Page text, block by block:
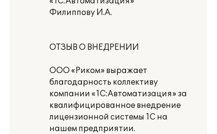
Филиппову И.А.
ОТЗЫВ О ВНЕДРЕНИИ
ООО «Риком» выражает
благодарность коллективу
компании «1С:Автоматизация» за
квалифицированное внедрение
лицензионной системы 1С на
нашем предприятии.